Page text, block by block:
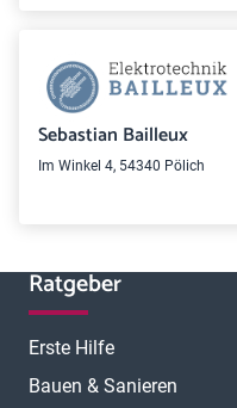
Sebastian Bailleux
Im Winkel 4, 54340 Pölich
Ratgeber
Erste Hilfe
Bauen & Sanieren